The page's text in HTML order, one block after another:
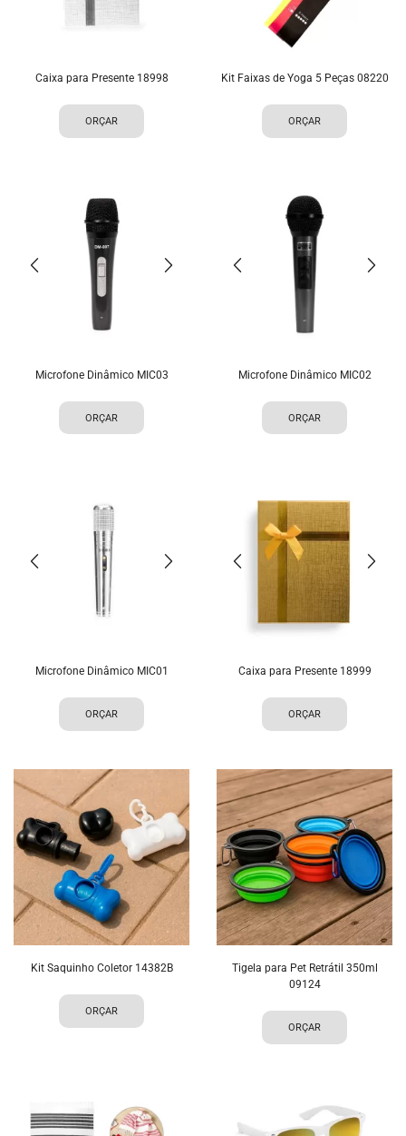
Caixa para Presente 18998
ORÇAR
Kit Faixas de Yoga 5 Peças 08220
ORÇAR
Microfone Dinâmico MIC03
ORÇAR
Microfone Dinâmico MIC02
ORÇAR
Microfone Dinâmico MIC01
ORÇAR
Caixa para Presente 18999
ORÇAR
Kit Saquinho Coletor 14382B
ORÇAR
Tigela para Pet Retrátil 350ml
09124
ORÇAR